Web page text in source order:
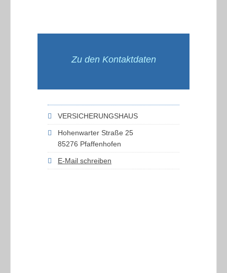
Zu den Kontaktdaten
VERSICHERUNGSHAUS
Hohenwarter Straße 25
85276 Pfaffenhofen
E-Mail schreiben